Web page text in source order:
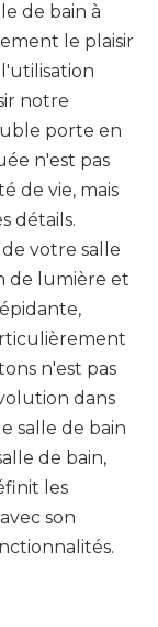
de bain à
le plaisir
notre
porte en
n'est pas
de vie, mais
détails.
votre salle
de lumière et
n'est pas
dans
salle de bain
de bain,
les
son